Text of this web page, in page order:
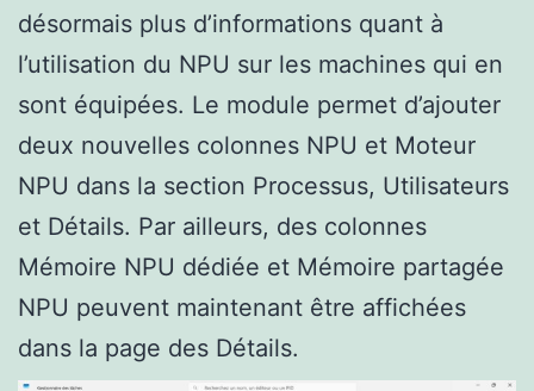
désormais plus d’informations quant à
l’utilisation du NPU sur les machines qui en
sont équipées. Le module permet d’ajouter
deux nouvelles colonnes NPU et Moteur
NPU dans la section Processus, Utilisateurs
et Détails. Par ailleurs, des colonnes
Mémoire NPU dédiée et Mémoire partagée
NPU peuvent maintenant être affichées
dans la page des Détails.